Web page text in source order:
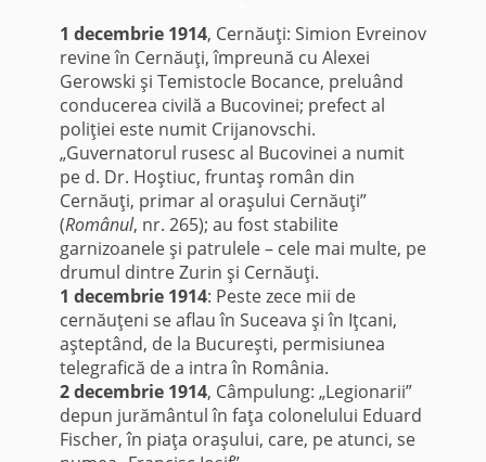
1 decembrie 1914, Cernăuţi: Simion Evreinov
revine în Cernăuţi, împreună cu Alexei
Gerowski şi Temistocle Bocance, preluând
conducerea civilă a Bucovinei; prefect al
poliţiei este numit Crijanovschi.
„Guvernatorul rusesc al Bucovinei a numit
pe d. Dr. Hoştiuc, fruntaş român din
Cernăuţi, primar al oraşului Cernăuţi”
(Românul, nr. 265); au fost stabilite
garnizoanele şi patrulele – cele mai multe, pe
drumul dintre Zurin şi Cernăuţi.
1 decembrie 1914: Peste zece mii de
cernăuţeni se aflau în Suceava şi în Iţcani,
aşteptând, de la Bucureşti, permisiunea
telegrafică de a intra în România.
2 decembrie 1914, Câmpulung: „Legionarii”
depun jurământul în faţa colonelului Eduard
Fischer, în piaţa oraşului, care, pe atunci, se